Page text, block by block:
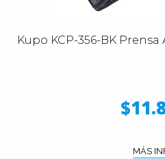
Kupo KCP-356-BK
MÁS